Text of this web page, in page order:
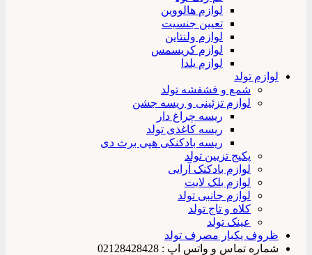
لوازم هالووین
تعیین جنسیت
لوازم ولنتاین
لوازم کریسمس
لوازم یلدا
لوازم تولد
شمع و فشفشه تولد
لوازم تزئینی و ریسه جشن
ریسه چراغ دار
ریسه کاغذی تولد
ریسه بادکنکی هپی برث دی
پکیج تزیین تولد
لوازم بادکنک آرایی
لوازم بلک لایت
لوازم جانبی تولد
کلاه و تاج تولد
عینک تولد
ظروف یکبار مصرف تولد
شماره تماس و واتس اپ : 02128428428